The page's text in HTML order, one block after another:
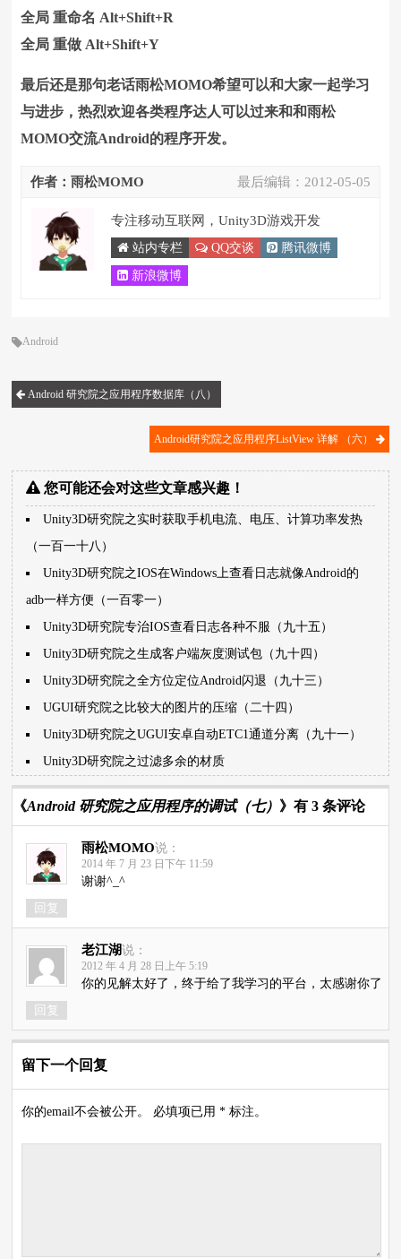
全局 重命名 Alt+Shift+R
全局 重做 Alt+Shift+Y
最后还是那句老话雨松MOMO希望可以和大家一起学习
与进步，热烈欢迎各类程序达人可以过来和和雨松
MOMO交流Android的程序开发。
最后编辑： 2012-05-05
作者：雨松MOMO
专注移动互联网，Unity3D游戏开发
站内专栏 QQ交谈 腾讯微博
新浪微博
Android
Android 研究院之应用程序数据库（八）
Android研究院之应用程序ListView 详解 （六）
您可能还会对这些文章感兴趣！
Unity3D研究院之实时获取手机电流、电压、计算功率发热
（一百一十八）
Unity3D研究院之IOS在Windows上查看日志就像Android的
adb一样方便（一百零一）
Unity3D研究院专治IOS查看日志各种不服（九十五）
Unity3D研究院之生成客户端灰度测试包（九十四）
Unity3D研究院之全方位定位Android闪退（九十三）
UGUI研究院之比较大的图片的压缩（二十四）
Unity3D研究院之UGUI安卓自动ETC1通道分离（九十一）
Unity3D研究院之过滤多余的材质
《Android 研究院之应用程序的调试（七） 》有 3 条评论
雨松MOMO说：
2014 年 7 月 23 日下午 11:59
谢谢^_^
回复
老江湖说：
2012 年 4 月 28 日上午 5:19
你的见解太好了，终于给了我学习的平台，太感谢你了
回复
留下一个回复
你的email不会被公开。 必填项已用 * 标注。